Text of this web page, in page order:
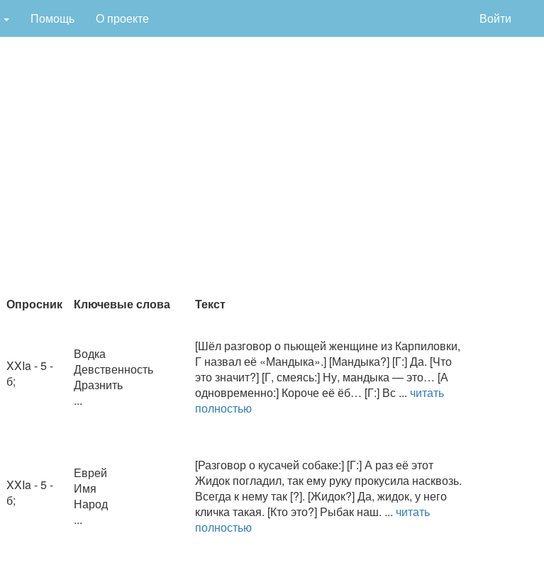
Помощь О проекте Войти
Опросник Ключевые слова Текст
XXIa - 5 -
б;
Водка
Девственность
Дразнить
...
[Шёл разговор о пьющей женщине из Карпиловки,
Г назвал её «Мандыка».] [Мандыка?] [Г:] Да. [Что
это значит?] [Г, смеясь:] Ну, мандыка — это… [А
одновременно:] Короче её ёб… [Г:] Вс ... читать
полностью
XXIa - 5 -
б;
Еврей
Имя
Народ
...
[Разговор о кусачей собаке:] [Г:] А раз её этот
Жидок погладил, так ему руку прокусила насквозь.
Всегда к нему так [?]. [Жидок?] Да, жидок, у него
кличка такая. [Кто это?] Рыбак наш. ... читать
полностью